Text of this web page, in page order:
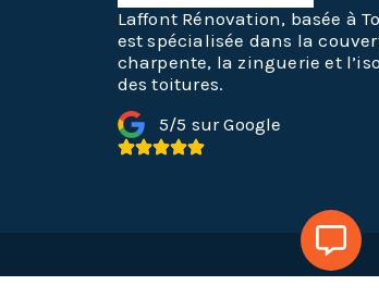
Laffont Rénovation, basée à
est spécialisée dans la
charpente, la zinguerie et
des toitures.
5/5 sur Google